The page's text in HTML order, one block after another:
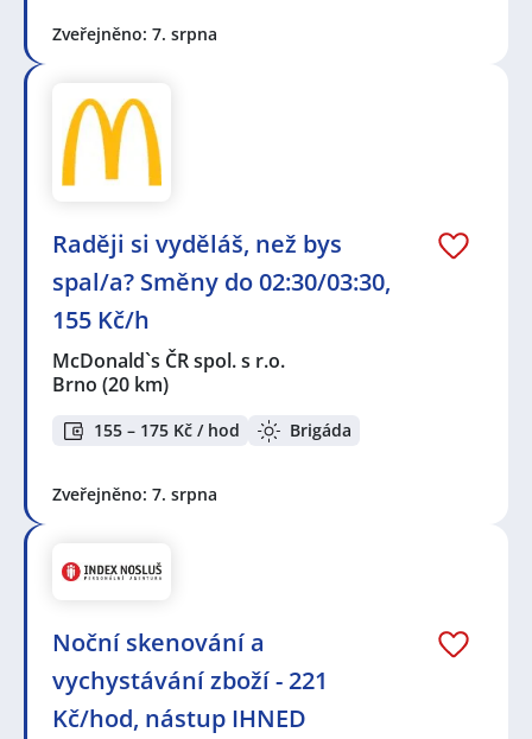
Zveřejněno: 7. srpna
Raději si vyděláš, než bys
spal/a? Směny do 02:30/03:30,
155 Kč/h
McDonald`s ČR spol. s r.o.
Brno (20 km)
155 – 175 Kč / hod Brigáda
Zveřejněno: 7. srpna
Noční skenování a
vychystávání zboží - 221
Kč/hod, nástup IHNED